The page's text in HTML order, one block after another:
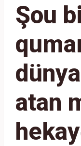
Şou
atan